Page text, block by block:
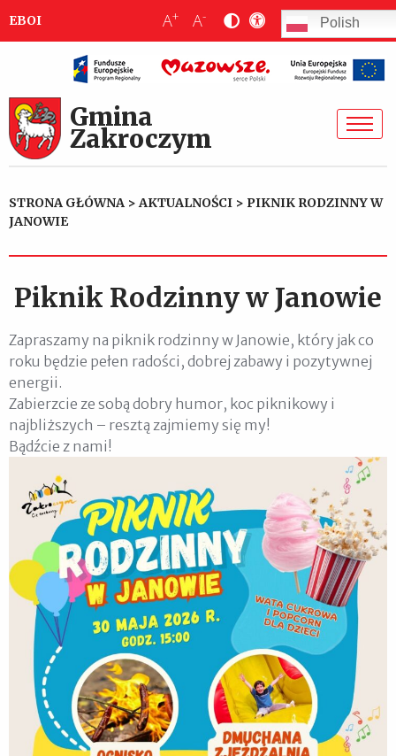
EBOI A+ A- Polish
Gmina
Zakroczym
STRONA GŁÓWNA >AKTUALNOŚCI > PIKNIK RODZINNY W
JANOWIE
Piknik Rodzinny w Janowie
Zapraszamy na piknik rodzinny w Janowie, który jak co
roku będzie pełen radości, dobrej zabawy i pozytywnej
energii.
Zabierzcie ze sobą dobry humor, koc piknikowy i
najbliższych – resztą zajmiemy się my!
Bądźcie z nami!